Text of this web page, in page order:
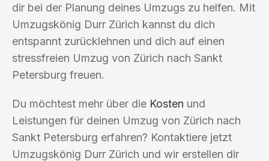
dir bei der Planung deines Umzugs zu helfen. Mit
Umzugskönig Durr Zürich kannst du dich
entspannt zurücklehnen und dich auf einen
stressfreien Umzug von Zürich nach Sankt
Petersburg freuen.
Du möchtest mehr über die Kosten und
Leistungen für deinen Umzug von Zürich nach
Sankt Petersburg erfahren? Kontaktiere jetzt
Umzugskönig Durr Zürich und wir erstellen dir